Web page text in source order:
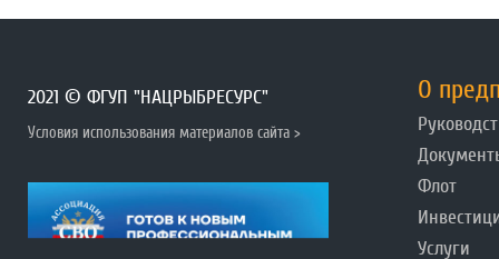
2021 © ФГУП "НАЦРЫБРЕСУРС"
Условия использования материалов сайта >
О
Флот
Услуги